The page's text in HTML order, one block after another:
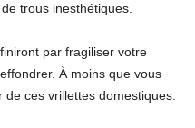
trous inesthétiques.
par fragiliser votre
À moins que vous
ces vrillettes domestiques.